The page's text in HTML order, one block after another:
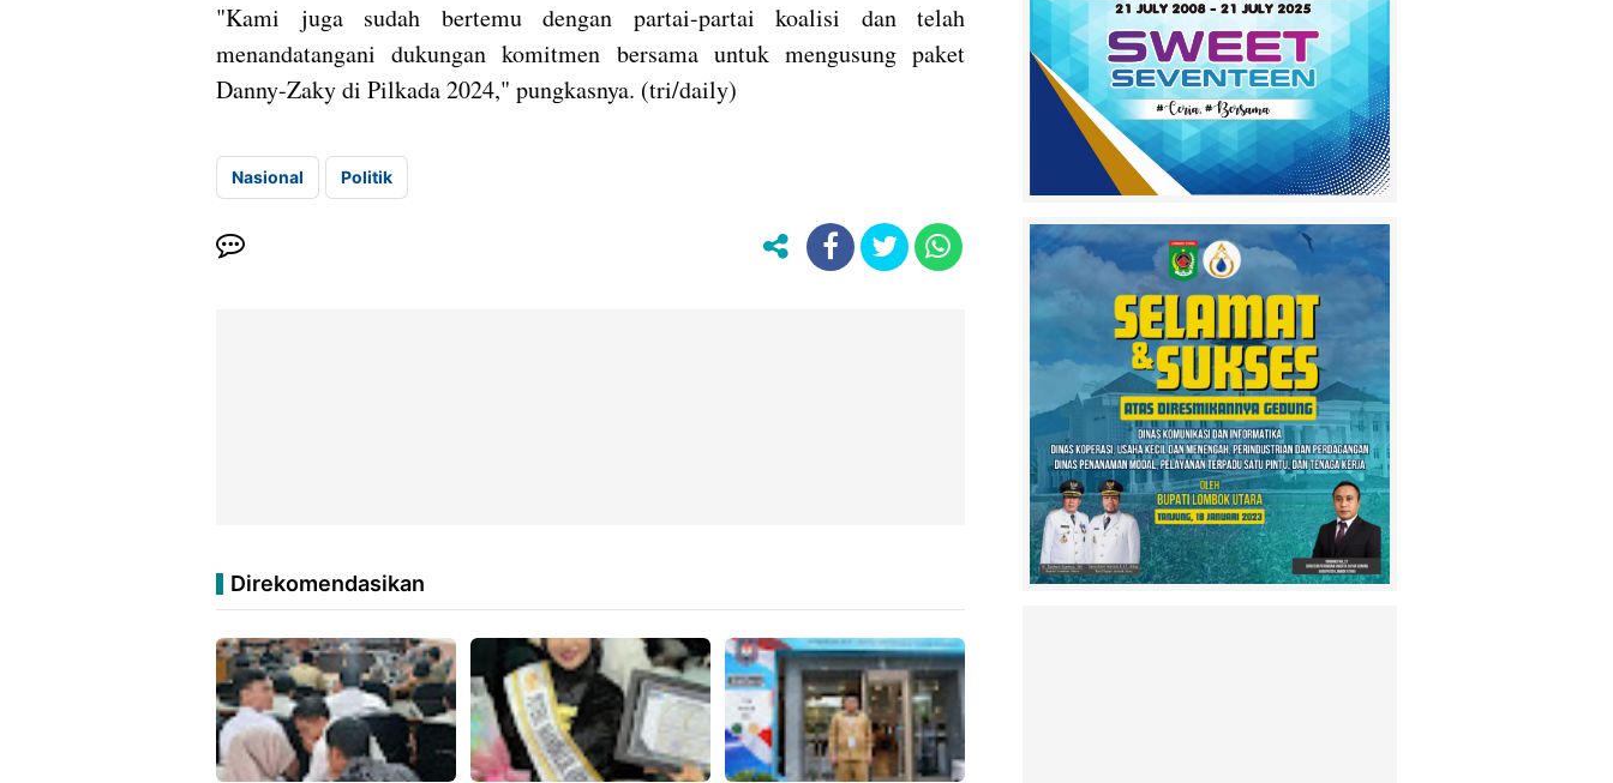
"Kami juga sudah bertemu dengan partai-partai koalisi dan telah
menandatangani dukungan komitmen bersama untuk mengusung paket
Danny-Zaky di Pilkada 2024," pungkasnya. (tri/daily)
Nasional Politik
Direkomendasikan